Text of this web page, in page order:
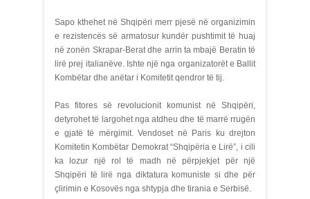
Sapo kthehet në Shqipëri merr pjesë në organizimin
e rezistencës së armatosur kundër pushtimit të huaj
në zonën Skrapar-Berat dhe arrin ta mbajë Beratin të
lirë prej italianëve. Ishte një nga organizatorët e Ballit
Kombëtar dhe anëtar i Komitetit qendror të tij.
Pas fitores së revolucionit komunist në Shqipëri,
detyrohet të largohet nga atdheu dhe të marrë rrugën
e gjatë të mërgimit. Vendoset në Paris ku drejton
Komitetin Kombëtar Demokrat “Shqipëria e Lirë”, i cili
ka lozur një rol të madh në përpjekjet për një
Shqipëri të lirë nga diktatura komuniste si dhe për
çlirimin e Kosovës nga shtypja dhe tirania e Serbisë.